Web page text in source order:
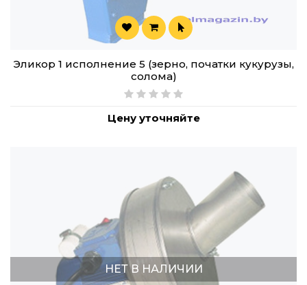
Эликор 1 исполнение 5 (зерно, початки кукурузы,
солома)
Цену уточняйте
НЕТ В НАЛИЧИИ